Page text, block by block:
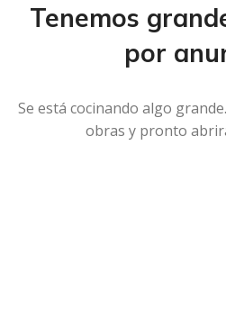
Tenemos
por
Se está cocinando algo
obras y pronto